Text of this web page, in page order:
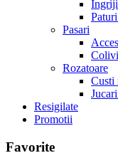
Pasari
Rozatoare
Custi
Resigilate
Promotii
Favorite